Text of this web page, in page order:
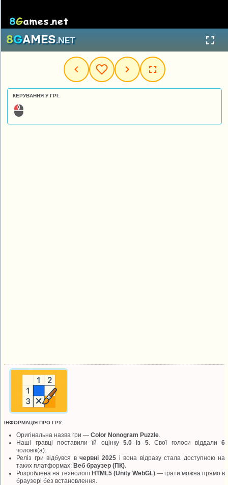
КЕРУВАННЯ У ГРІ:
ІНФОРМАЦІЯ ПРО ГРУ:
Оригінальна назва гри —Color Nonogram Puzzle
Наші гравці поставили їй оцінку5.0 із 5. Свої голоси віддали6
чоловік(а).
Реліз гри відбувся вчервні 2025і вона відразу стала доступною на
таких платформах:Веб браузер (ПК)
Розроблена на технологіїHTML5 (Unity WebGL) — грати можна прямо в
браузері без встановлення.